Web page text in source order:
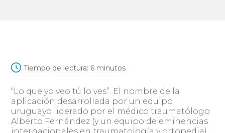
Tiempo de lectura: 6 minutos
“Lo que yo veo tú lo ves”. El nombre de la
aplicación desarrollada por un equipo
uruguayo liderado por el médico traumatólogo
Alberto Fernández (y un equipo de eminencias
internacionales en traumatología y ortopedia)